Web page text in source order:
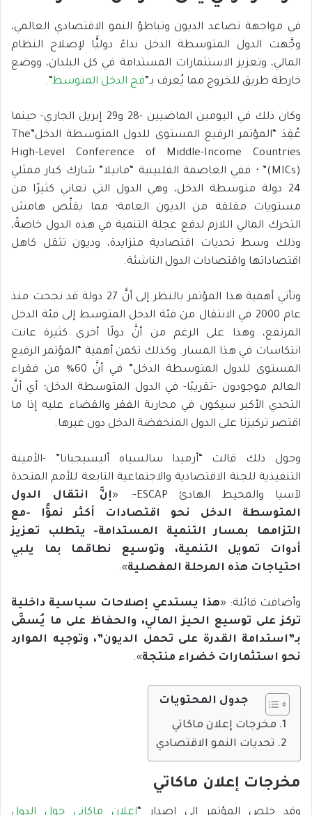
في مواجهة تصاعد الديون وتباطؤ النمو الاقتصادي العالمي،
وجَّهت الدول المتوسطة الدخل نداءً دوليًّا لإصلاح النظام
المالي، وتعزيز الاستثمارات المستدامة في كل البلدان، ووضع
خارطة طريق للخروج مما يُعرف بـ”فخ الدخل المتوسط “.
وكان ذلك في اليومين الماضيين -28 و29 إبريل الجاري- حينما
عُقِدَ “المؤتمر الرفيع المستوى للدول المتوسطة الدخل”The
High-Level Conference of Middle-Income Countries
(MICs)” ؛ ففي العاصمة الفلبينية “مانيلا” شارك كبار ممثلي
24 دولة متوسطة الدخل، وهي الدول التي تعاني كثيرًا من
مستويات مقلقة من الديون العامة؛ مما يقلِّص هامش
التحرك المالي اللازم لدفع عجلة التنمية في هذه الدول خاصةً،
وذلك وسط تحديات اقتصادية متزايدة، وديون تثقل كاهل
اقتصاداتها واقتصادات الدول الناشئة.
وتأتي أهمية هذا المؤتمر بالنظر إلى أنَّ 27 دولة قد نجحت منذ
عام 2000 في الانتقال من فئة الدخل المتوسط إلى فئة الدخل
المرتفع، وهذا على الرغم من أنَّ دولًا أخرى كثيرة عانت
انتكاسات في هذا المسار. وكذلك تكمن أهمية “المؤتمر الرفيع
المستوى للدول المتوسطة الدخل” في أنَّ 60% من فقراء
العالم موجودون -تقريبًا- في الدول المتوسطة الدخل؛ أي أنَّ
التحدي الأكبر سيكون في محاربة الفقر والقضاء عليه إذا ما
اقتصر تركيزنا على الدول المنخفضة الدخل دون غيرها.
وحول ذلك قالت “أرميدا سالسياه أليسيجبانا” -الأمينة
التنفيذية للجنة الاقتصادية والاجتماعية التابعة للأمم المتحدة
لآسيا والمحيط الهادئ ESCAP-: «
إنَّ انتقال الدول
المتوسطة الدخل نحو اقتصادات أكثر نموًّا -مع
التزامها بمسار التنمية المستدامة- يتطلب تعزيز
أدوات تمويل التنمية، وتوسيع نطاقها بما يلبي
احتياجات هذه المرحلة المفصلية».
وأضافت قائلة: «هذا يستدعي إصلاحات سياسية داخلية
تركز على توسيع الحيز المالي، والحفاظ على ما يُسمَّى
بـ”استدامة القدرة على تحمل الديون”، وتوجيه الموارد
نحو استثمارات خضراء منتجة».
جدول المحتويات
مخرجات إعلان ماكاتي
تحديات النمو الاقتصادي
مخرجات إعلان ماكاتي
وقد خلص المؤتمر إلى إصدار “إعلان ماكاتي حول الدول